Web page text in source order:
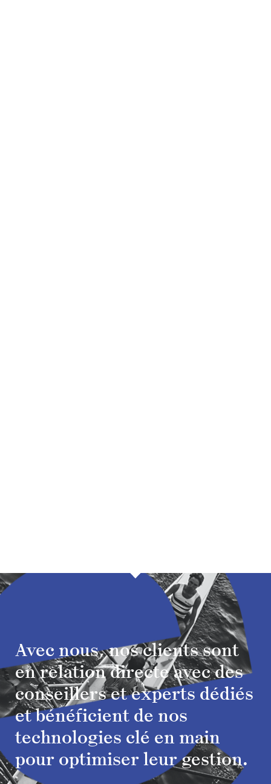
Avec nous, nos clients sont
en relation directe avec des
conseillers et experts dédiés
et bénéficient de nos
technologies clé en main
pour optimiser leur gestion.